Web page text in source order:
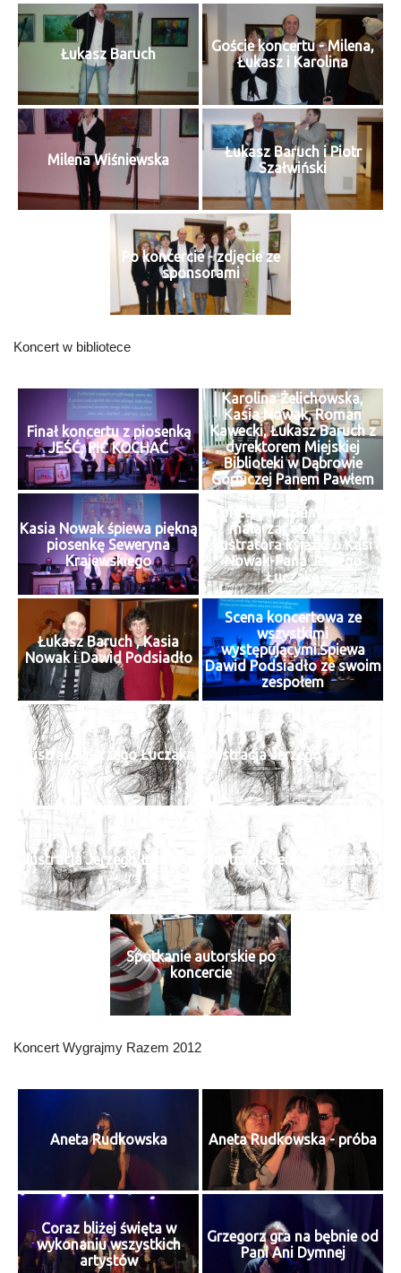
Łukasz Baruch
Goście koncertu - Milena,
Łukasz i Karolina
Milena Wiśniewska
Łukasz Baruch i Piotr
Szałwiński
Po koncercie - zdjęcie ze
sponsorami
Koncert w bibliotece
Finał koncertu z piosenką
JEŚĆ, PIĆ KOCHAĆ
Karolina Żelichowska,
Kasia Nowak, Roman
Kawecki, Łukasz Baruch z
dyrektorem Miejskiej
Biblioteki w Dąbrowie
Górniczej Panem Pawłem
Durajem
Kasia Nowak śpiewa piękną
piosenkę Seweryna
Krajewskiego
Koncert widziany oczami
malarza, a zarazem
ilustratora książki o Kasi
Nowak-Pana Jerzego
Łuczaka
Łukasz Baruch , Kasia
Nowak i Dawid Podsiadło
Scena koncertowa ze
wszystkimi
występującymi.Śpiewa
Dawid Podsiadło ze swoim
zespołem
Ilustracja Jerzego Łuczaka Ilustracja Jerzego Łuczaka
Ilustracja Jerzego Łuczaka Ilustracja Jerzego Łuczaka
Spotkanie autorskie po
koncercie
Koncert Wygrajmy Razem 2012
Aneta Rudkowska Aneta Rudkowska - próba
Coraz bliżej święta w
wykonaniu wszystkich
artystów
Grzegorz gra na bębnie od
Pani Ani Dymnej